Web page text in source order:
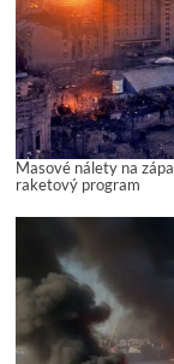
Masové nálety na
raketový program